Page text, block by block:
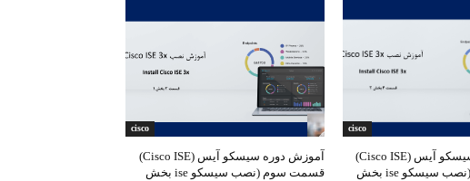
cisco
آموزش دوره سیسکو آیس (Cisco ISE)
قسمت چهارم (نصب سیسکو ise بخش
cisco
آموزش دوره سیسکو آیس (Cisco ISE)
قسمت سوم (نصب سیسکو ise بخش